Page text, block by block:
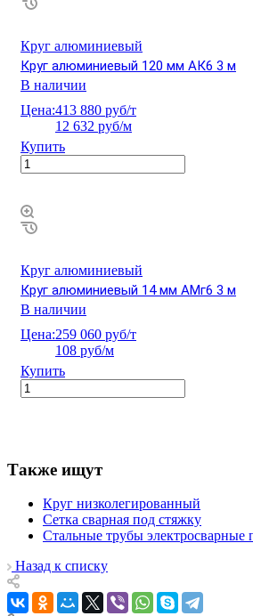
Круг алюминиевый
Круг алюминиевый 120 мм АК6 3 м
В наличии
Цена:413 880 руб/т
12 632 руб/м
Купить
Круг алюминиевый
Круг алюминиевый 14 мм АМг6 3 м
В наличии
Цена:259 060 руб/т
108 руб/м
Купить
Также ищут
Круг низколегированный
Сетка сварная под стяжку
Стальные трубы
Назад к списку